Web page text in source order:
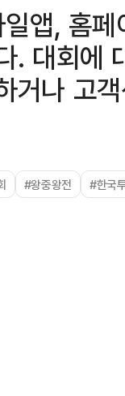
일앱, 홈
. 대회에
거나 고
#왕중왕전 #한국